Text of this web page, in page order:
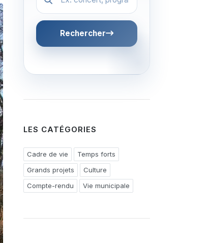
Rechercher
LES CATÉGORIES
Cadre de vie
Temps forts
Grands projets
Culture
Compte-rendu
Vie municipale